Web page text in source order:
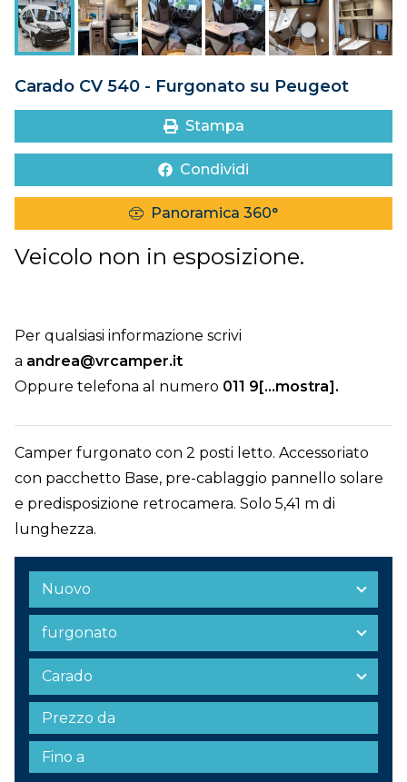
DOVE SIAMO
CONTATTI
Carado CV 540 - Furgonato su Peugeot
Stampa
Condividi
Panoramica 360°
Veicolo non in esposizione.
Per qualsiasi informazione scrivi
a andrea@vrcamper.it
Oppure telefona al numero 011 9[...mostra].
Camper furgonato con 2 posti letto. Accessoriato
con pacchetto Base, pre-cablaggio pannello solare
e predisposizione retrocamera. Solo 5,41 m di
lunghezza.